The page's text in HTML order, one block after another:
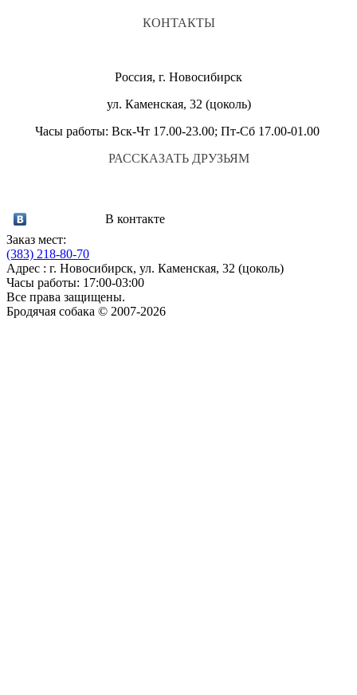
КОНТАКТЫ
Россия, г. Новосибирск
ул. Каменская, 32 (цоколь)
Часы работы: Вск-Чт 17.00-23.00; Пт-Сб 17.00-01.00
РАССКАЗАТЬ ДРУЗЬЯМ
В контакте
Заказ мест:
(383) 218-80-70
Адрес : г. Новосибирск, ул. Каменская, 32 (цоколь)
Часы работы: 17:00-03:00
Все права защищены.
Бродячая собака © 2007-2026